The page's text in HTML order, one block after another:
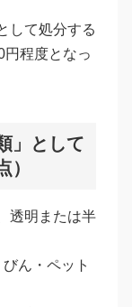
して処分する
程度となっ
」として
透明または半
ん・ペット